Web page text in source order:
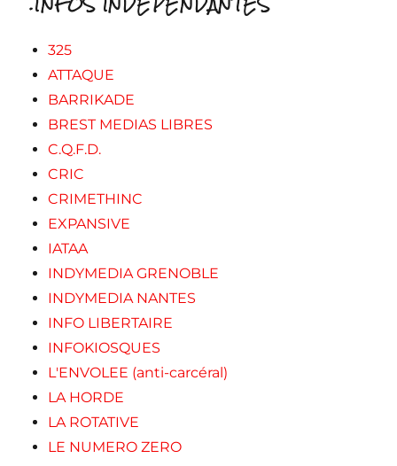
325
ATTAQUE
BARRIKADE
BREST MEDIAS LIBRES
C.Q.F.D.
CRIC
CRIMETHINC
EXPANSIVE
IATAA
INDYMEDIA GRENOBLE
INDYMEDIA NANTES
INFO LIBERTAIRE
INFOKIOSQUES
L'ENVOLEE (anti-carcéral)
LA HORDE
LA ROTATIVE
LE NUMERO ZERO